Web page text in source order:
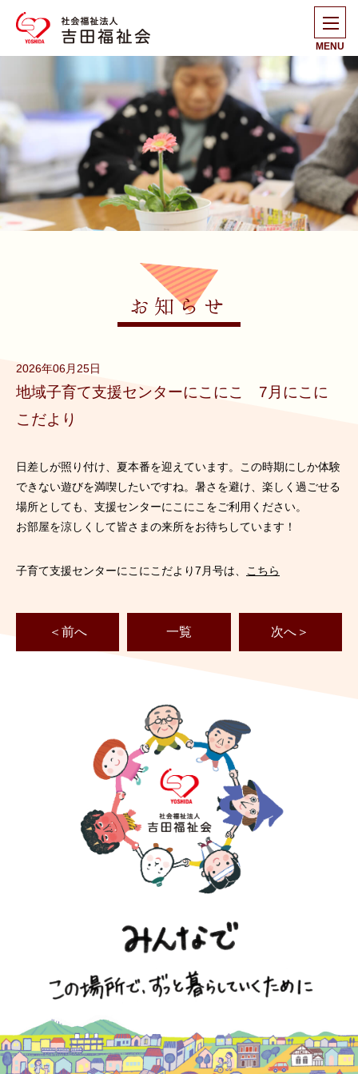
MENU
お知らせ
2026年06月25日
地域子育て支援センターにこにこ 7月にこに
こだより
日差しが照り付け、夏本番を迎えています。この時期にしか体験
できない遊びを満喫したいですね。暑さを避け、楽しく過ごせる
場所としても、支援センターにこにこをご利用ください。
お部屋を涼しくして皆さまの来所をお待ちしています！
子育て支援センターにこにこだより7月号は、 こちら
＜前へ 一覧 次へ＞